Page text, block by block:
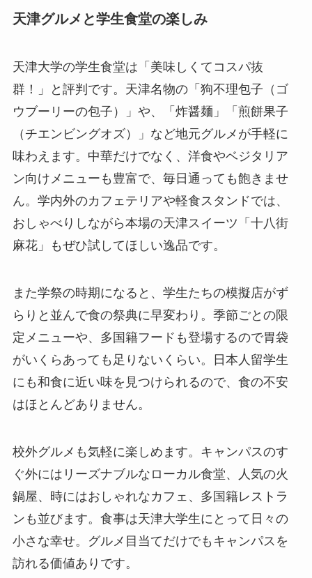
天津グルメと学生食堂の楽しみ
天津大学の学生食堂は「美味しくてコスパ抜
群！」と評判です。天津名物の「狗不理包子（ゴ
ウブーリーの包子）」や、「炸醤麺」「煎餅果子
（チエンビングオズ）」など地元グルメが手軽に
味わえます。中華だけでなく、洋食やベジタリア
ン向けメニューも豊富で、毎日通っても飽きませ
ん。学内外のカフェテリアや軽食スタンドでは、
おしゃべりしながら本場の天津スイーツ「十八街
麻花」もぜひ試してほしい逸品です。
また学祭の時期になると、学生たちの模擬店がず
らりと並んで食の祭典に早変わり。季節ごとの限
定メニューや、多国籍フードも登場するので胃袋
がいくらあっても足りないくらい。日本人留学生
にも和食に近い味を見つけられるので、食の不安
はほとんどありません。
校外グルメも気軽に楽しめます。キャンパスのす
ぐ外にはリーズナブルなローカル食堂、人気の火
鍋屋、時にはおしゃれなカフェ、多国籍レストラ
ンも並びます。食事は天津大学生にとって日々の
小さな幸せ。グルメ目当てだけでもキャンパスを
訪れる価値ありです。